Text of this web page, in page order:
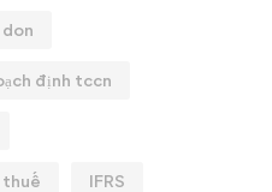
don
định tccn
thuế IFRS